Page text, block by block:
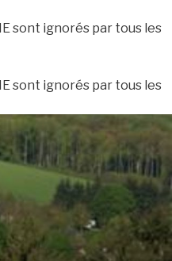
sont ignorés par tous les
sont ignorés par tous les